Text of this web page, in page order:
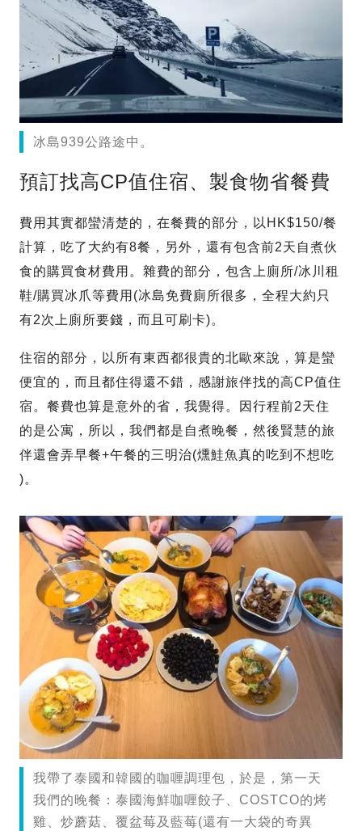
冰島939公路途中。
預訂找高CP值住宿、製食物省餐費
費用其實都蠻清楚的，在餐費的部分，以HK$150/餐
計算，吃了大約有8餐，另外，還有包含前2天自煮伙
食的購買食材費用。雜費的部分，包含上廁所/冰川租
鞋/購買冰爪等費用(冰島免費廁所很多，全程大約只
有2次上廁所要錢，而且可刷卡)。
住宿的部分，以所有東西都很貴的北歐來說，算是蠻
便宜的，而且都住得還不錯，感謝旅伴找的高CP值住
宿。餐費也算是意外的省，我覺得。因行程前2天住
的是公寓，所以，我們都是自煮晚餐，然後賢慧的旅
伴還會弄早餐+午餐的三明治(燻鮭魚真的吃到不想吃
)。
我帶了泰國和韓國的咖喱調理包，於是，第一天
我們的晚餐：泰國海鮮咖喱餃子、COSTCO的烤
雞、炒蘑菇、覆盆莓及藍莓(還有一大袋的奇異